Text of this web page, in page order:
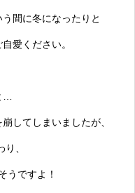
間に冬になったりと
愛ください。
してしまいましたが、
、
うですよ！